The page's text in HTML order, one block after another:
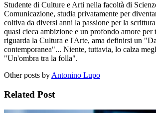
Studente di Culture e Arti nella facoltà di
Comunicazione, studia privatamente per
coltiva da diversi anni la passione per la
quasi cieca ambizione e un profondo amore per
riguarda la Cultura e l'Arte, ama definirsi un
contemporanea"... Niente, tuttavia, lo calza
"Un'ombra tra la folla".
Other posts byAntonino Lupo
Related Post